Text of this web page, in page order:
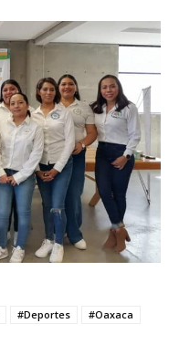
#Deportes
#Oaxaca